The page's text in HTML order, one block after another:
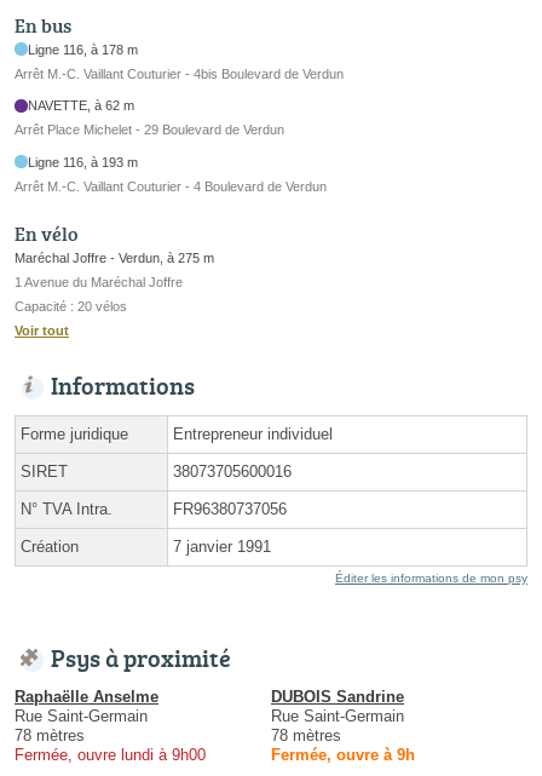
En bus
Ligne 116, à 178 m
Arrêt M.-C. Vaillant Couturier - 4bis Boulevard de Verdun
NAVETTE, à 62 m
Arrêt Place Michelet - 29 Boulevard de Verdun
Ligne 116, à 193 m
Arrêt M.-C. Vaillant Couturier - 4 Boulevard de Verdun
En vélo
Maréchal Joffre - Verdun, à 275 m
1 Avenue du Maréchal Joffre
Capacité : 20 vélos
Voir tout
Informations
Forme juridique Entrepreneur individuel
SIRET 38073705600016
N° TVA Intra. FR96380737056
Création 7 janvier 1991
Éditer les informations de mon psy
Psys à proximité
Raphaëlle Anselme
Rue Saint-Germain
78 mètres
Fermée, ouvre lundi à 9h00
DUBOIS Sandrine
Rue Saint-Germain
78 mètres
Fermée, ouvre à 9h